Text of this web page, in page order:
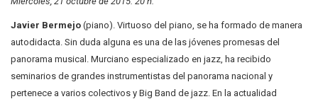
Javier Bermejo (piano). Virtuoso del piano, se ha formado de manera
autodidacta. Sin duda alguna es una de las jóvenes promesas del
panorama musical. Murciano especializado en jazz, ha recibido
seminarios de grandes instrumentistas del panorama nacional y
pertenece a varios colectivos y Big Band de jazz. En la actualidad